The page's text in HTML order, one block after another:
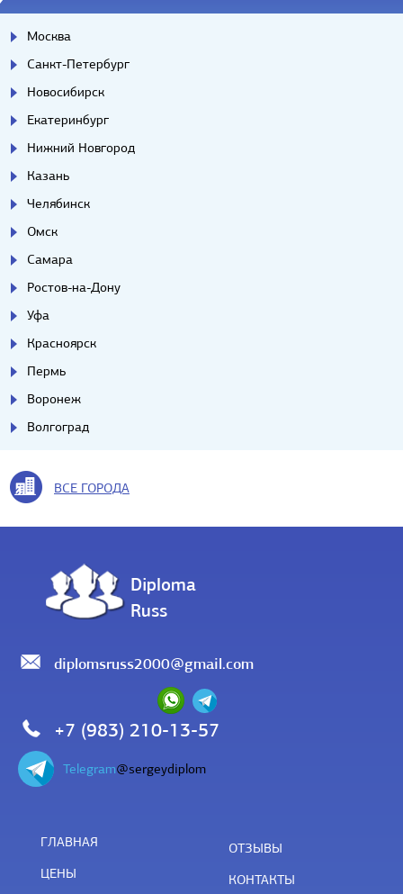
Москва
Санкт-Петербург
Новосибирск
Екатеринбург
Нижний Новгород
Казань
Челябинск
Омск
Самара
Ростов-на-Дону
Уфа
Красноярск
Пермь
Воронеж
Волгоград
ВСЕ ГОРОДА
Diploma
Russ
diplomsruss2000@gmail.com
+7 (983) 210-13-57
Telegram@sergeydiplom
ГЛАВНАЯ
ЦЕНЫ
ОТЗЫВЫ
КОНТАКТЫ